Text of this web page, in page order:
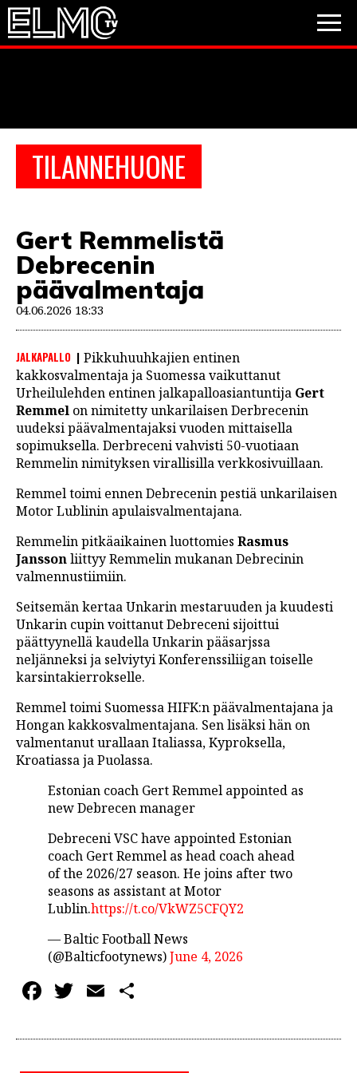
TILANNEHUONE
Gert Remmelistä
Debrecenin
päävalmentaja
04.06.2026 18:33
JALKAPALLO
Pikkuhuuhkajien entinen
kakkosvalmentaja ja Suomessa vaikuttanut
Urheilulehden entinen jalkapalloasiantuntija Gert
Remmel on nimitetty unkarilaisen Derbrecenin
uudeksi päävalmentajaksi vuoden mittaisella
sopimuksella. Derbreceni vahvisti 50-vuotiaan
Remmelin nimityksen virallisilla verkkosivuillaan.
Remmel toimi ennen Debrecenin pestiä unkarilaisen
Motor Lublinin apulaisvalmentajana.
Remmelin pitkäaikainen luottomies Rasmus
Janssonliittyy Remmelin mukanan Debrecinin
valmennustiimiin.
Seitsemän kertaa Unkarin mestaruuden ja kuudesti
Unkarin cupin voittanut Debreceni sijoittui
päättyynellä kaudella Unkarin pääsarjssa
neljänneksi ja selviytyi Konferenssiliigan toiselle
karsintakierrokselle.
Remmel toimi Suomessa HIFK:n päävalmentajana ja
Hongan kakkosvalmentajana. Sen lisäksi hän on
valmentanut urallaan Italiassa, Kyproksella,
Kroatiassa ja Puolassa.
Estonian coach Gert Remmel appointed as
new Debrecen manager
Debreceni VSC have appointed Estonian
coach Gert Remmel as head coach ahead
of the 2026/27 season. He joins after two
seasons as assistant at Motor
Lublin.https://t.co/VkWZ5CFQY2
— Baltic Football News
(@Balticfootynews)June 4, 2026
Facebook
Twitter
Email
PESÄPALLO
VIDEOT
JALKAPALLO
EM2021
Huuhkajat
Valioliiga
JÄÄKIEKKO
PESÄPALLO
LINTU VAI KALA
46 DENTON ROAD
VIDEOT
PODCASTIT
KOLUMNIT